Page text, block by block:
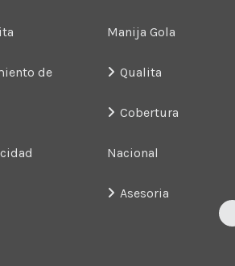
de
Manija Gola
Qualita
Cobertura
Nacional
Asesoria